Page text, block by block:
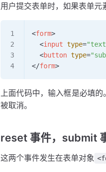
用户提交表单时，如果表单
<form>
  <
input type=
  <
button type=
</form>
上面代码中，输入框是必填
被取消。
reset 事件，submit
这两个事件发生在表单对象